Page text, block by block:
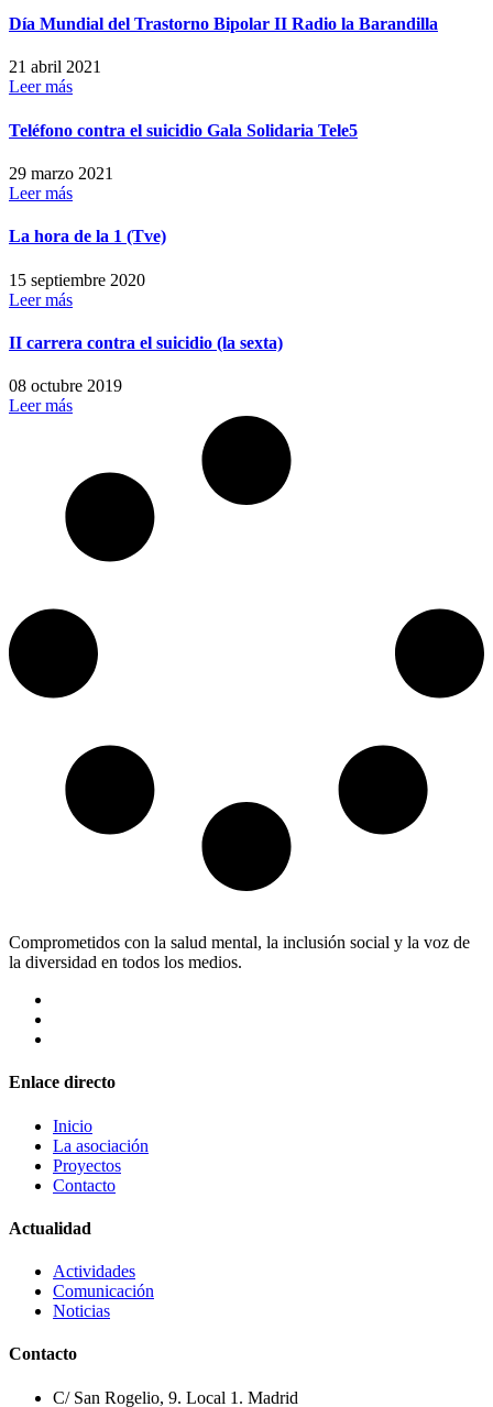
Día Mundial del Trastorno Bipolar II Radio la Barandilla
21 abril 2021
Leer más
Teléfono contra el suicidio Gala Solidaria Tele5
29 marzo 2021
Leer más
La hora de la 1 (Tve)
15 septiembre 2020
Leer más
II carrera contra el suicidio (la sexta)
08 octubre 2019
Leer más
Comprometidos con la salud mental, la inclusión social y la voz de
la diversidad en todos los medios.
Enlace directo
Inicio
La asociación
Proyectos
Contacto
Actualidad
Actividades
Comunicación
Noticias
Contacto
C/ San Rogelio, 9. Local 1. Madrid